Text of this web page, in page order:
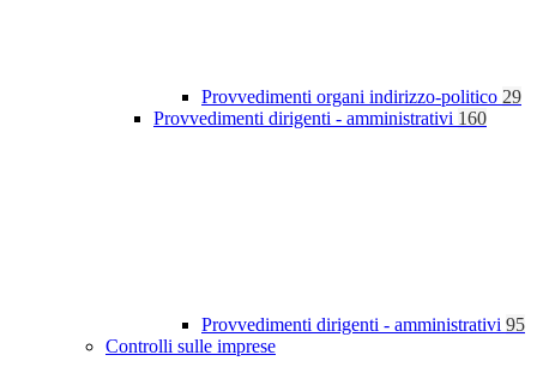
Provvedimenti organi indirizzo-politico 29
Provvedimenti dirigenti - amministrativi 160
Provvedimenti dirigenti - amministrativi 95
Controlli sulle imprese